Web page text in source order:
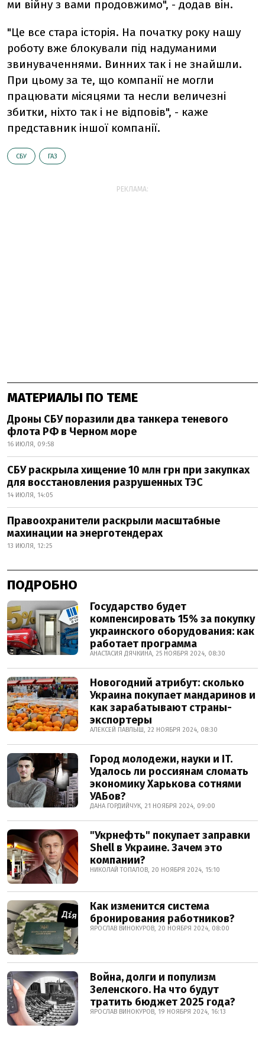
ми війну з вами продовжимо", - додав він.
"Це все стара історія. На початку року нашу
роботу вже блокували під надуманими
звинуваченнями. Винних так і не знайшли.
При цьому за те, що компанії не могли
працювати місяцями та несли величезні
збитки, ніхто так і не відповів", - каже
представник іншої компанії.
СБУ ГАЗ
РЕКЛАМА:
МАТЕРИАЛЫ ПО ТЕМЕ
Дроны СБУ поразили два танкера теневого
флота РФ в Черном море
16 ИЮЛЯ, 09:58
СБУ раскрыла хищение 10 млн грн при закупках
для восстановления разрушенных ТЭС
14 ИЮЛЯ, 14:05
Правоохранители раскрыли масштабные
махинации на энерготендерах
13 ИЮЛЯ, 12:25
ПОДРОБНО
Государство будет
компенсировать 15% за покупку
украинского оборудования: как
работает программа
АНАСТАСИЯ ДЯЧКИНА, 25 НОЯБРЯ 2024, 08:30
Новогодний атрибут: сколько
Украина покупает мандаринов и
как зарабатывают страны-
экспортеры
АЛЕКСЕЙ ПАВЛЫШ, 22 НОЯБРЯ 2024, 08:30
Город молодежи, науки и IT.
Удалось ли россиянам сломать
экономику Харькова сотнями
УАБов?
ДАНА ГОРДИЙЧУК, 21 НОЯБРЯ 2024, 09:00
"Укрнефть" покупает заправки
Shell в Украине. Зачем это
компании?
НИКОЛАЙ ТОПАЛОВ, 20 НОЯБРЯ 2024, 15:10
Как изменится система
бронирования работников?
ЯРОСЛАВ ВИНОКУРОВ, 20 НОЯБРЯ 2024, 08:00
Война, долги и популизм
Зеленского. На что будут
тратить бюджет 2025 года?
ЯРОСЛАВ ВИНОКУРОВ, 19 НОЯБРЯ 2024, 16:13